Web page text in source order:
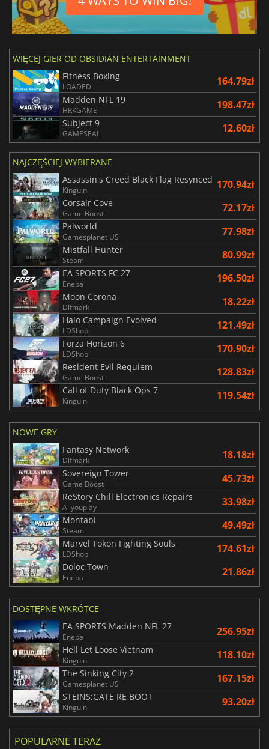
WIĘCEJ GIER OD OBSIDIAN ENTERTAINMENT
Fitness Boxing
LOADED 164.79zł
Madden NFL 19
HRKGAME 198.47zł
Subject 9
GAMESEAL 12.60zł
NAJCZĘŚCIEJ WYBIERANE
Assassin's Creed Black Flag Resynced
Kinguin 170.94zł
Corsair Cove
Game Boost 72.17zł
Palworld
Gamesplanet US 77.98zł
Mistfall Hunter
Steam 80.99zł
EA SPORTS FC 27
Eneba 196.50zł
Moon Corona
Difmark 18.22zł
Halo Campaign Evolved
LDShop 121.49zł
Forza Horizon 6
LDShop 170.90zł
Resident Evil Requiem
Game Boost 128.83zł
Call of Duty Black Ops 7
Kinguin 119.54zł
NOWE GRY
Fantasy Network
Difmark 18.18zł
Sovereign Tower
Game Boost 45.73zł
ReStory Chill Electronics Repairs
Allyouplay 33.98zł
Montabi
Steam 49.49zł
Marvel Tokon Fighting Souls
LDShop 174.61zł
Doloc Town
Eneba 21.86zł
DOSTĘPNE WKRÓTCE
EA SPORTS Madden NFL 27
Eneba 256.95zł
Hell Let Loose Vietnam
Kinguin 118.10zł
The Sinking City 2
Gamesplanet US 167.15zł
STEINS;GATE RE BOOT
Kinguin 93.20zł
POPULARNE TERAZ